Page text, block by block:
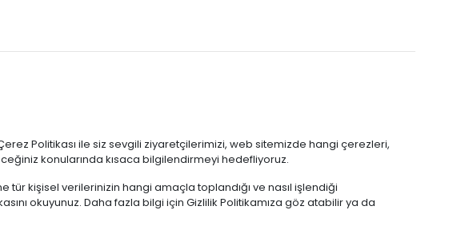
Politikası ile siz sevgili ziyaretçilerimizi, web sitemizde hangi çerezleri,
konularında kısaca bilgilendirmeyi hedefliyoruz.
tür kişisel verilerinizin hangi amaçla toplandığı ve nasıl işlendiği
okuyunuz. Daha fazla bilgi için Gizlilik Politikamıza göz atabilir ya da